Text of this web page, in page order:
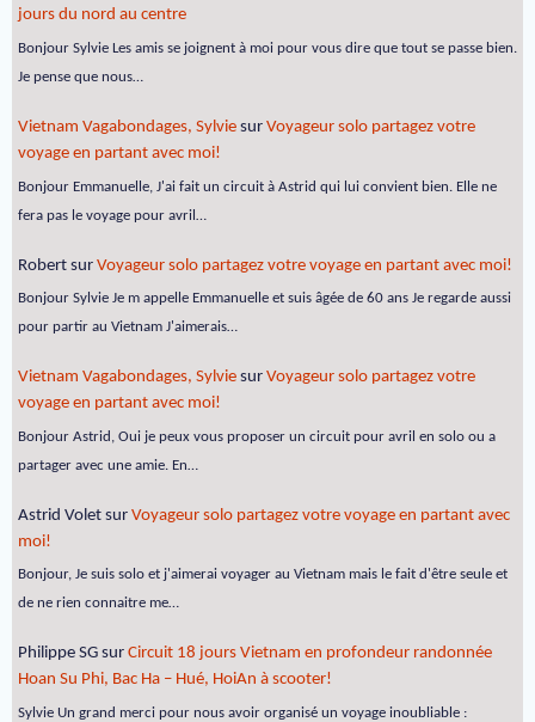
jours du nord au centre
Bonjour Sylvie Les amis se joignent à moi pour vous dire que tout se passe bien.
Je pense que nous…
Vietnam Vagabondages, Sylvie sur Voyageur solo partagez votre
voyage en partant avec moi!
Bonjour Emmanuelle, J'ai fait un circuit à Astrid qui lui convient bien. Elle ne
fera pas le voyage pour avril…
Robert sur Voyageur solo partagez votre voyage en partant avec moi!
Bonjour Sylvie Je m appelle Emmanuelle et suis âgée de 60 ans Je regarde aussi
pour partir au Vietnam J'aimerais…
Vietnam Vagabondages, Sylvie sur Voyageur solo partagez votre
voyage en partant avec moi!
Bonjour Astrid, Oui je peux vous proposer un circuit pour avril en solo ou a
partager avec une amie. En…
Astrid Volet sur Voyageur solo partagez votre voyage en partant avec
moi!
Bonjour, Je suis solo et j'aimerai voyager au Vietnam mais le fait d'être seule et
de ne rien connaitre me…
Philippe SG sur Circuit 18 jours Vietnam en profondeur randonnée
Hoan Su Phi, Bac Ha – Hué, HoiAn à scooter!
Sylvie Un grand merci pour nous avoir organisé un voyage inoubliable :